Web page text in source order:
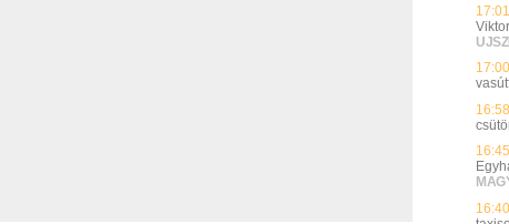
17:01
17:00
16:58
16:45
16:40